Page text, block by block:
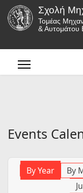
Σχολή
Τομέας
& Αυτομάτου
Events
By Year By